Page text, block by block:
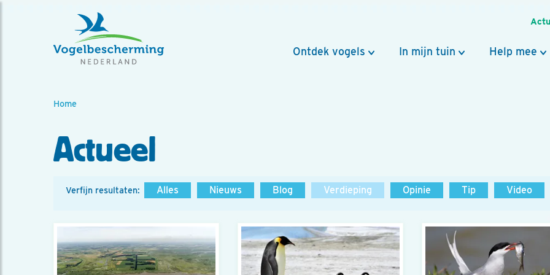
Ontdek vogels In mijn tuin Help mee
Home
Actueel
Verfijn resultaten: Alles Nieuws Blog Verdieping Opinie Tip Video